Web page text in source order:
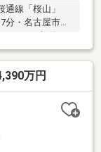
線「桜山」
・名古屋市営
員約6.9ｍ◆周辺
徒歩11分・中
歩10分・ツ
昭和広見町二丁
ーカーで建てら
万円